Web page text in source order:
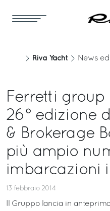
Riva Yacht News
Ferretti group
26° edizione
& Brokerage
più ampio
imbarcazioni
13 febbraio 2014
Il Gruppo lancia in